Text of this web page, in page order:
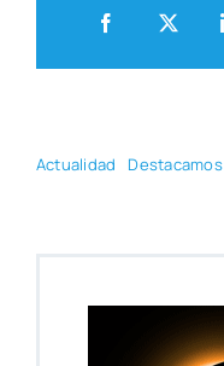
Actua­li­dad Des­ta­ca­mos